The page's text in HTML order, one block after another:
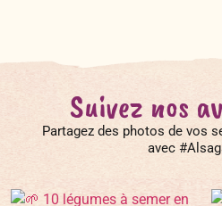
Suivez nos
Partagez des photos de vos
avec